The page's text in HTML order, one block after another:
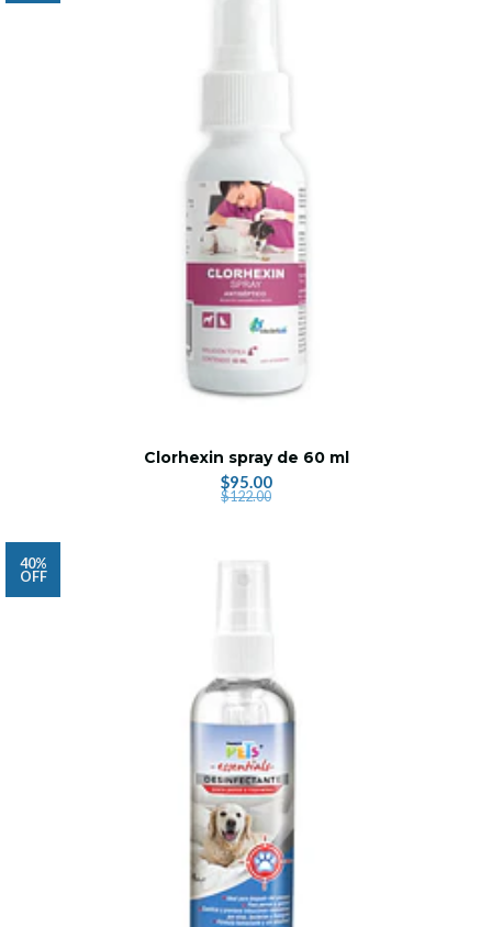
Clorhexin spray de 60 ml
$95.00
$122.00
40%
OFF